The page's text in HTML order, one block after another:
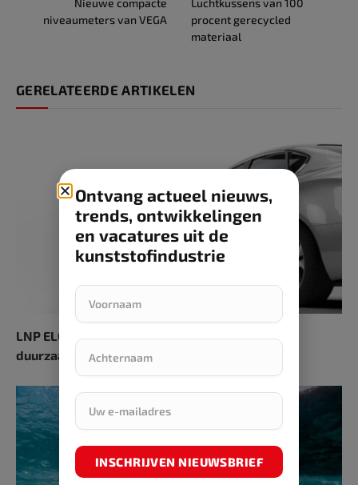
Nieuwe compacte
niveaumeters van VEGA
Luchtkussens van 100
procent gerecycled
materiaal
GERELATEERDE ARTIKELEN
LNP ELCRES SLX-hars verhoogt esthetiek en
duurzaamheid van verfvrije exterieurs
Ontvang actueel nieuws,
trends, ontwikkelingen
en vacatures uit de
kunststofindustrie
INSCHRIJVEN NIEUWSBRIEF